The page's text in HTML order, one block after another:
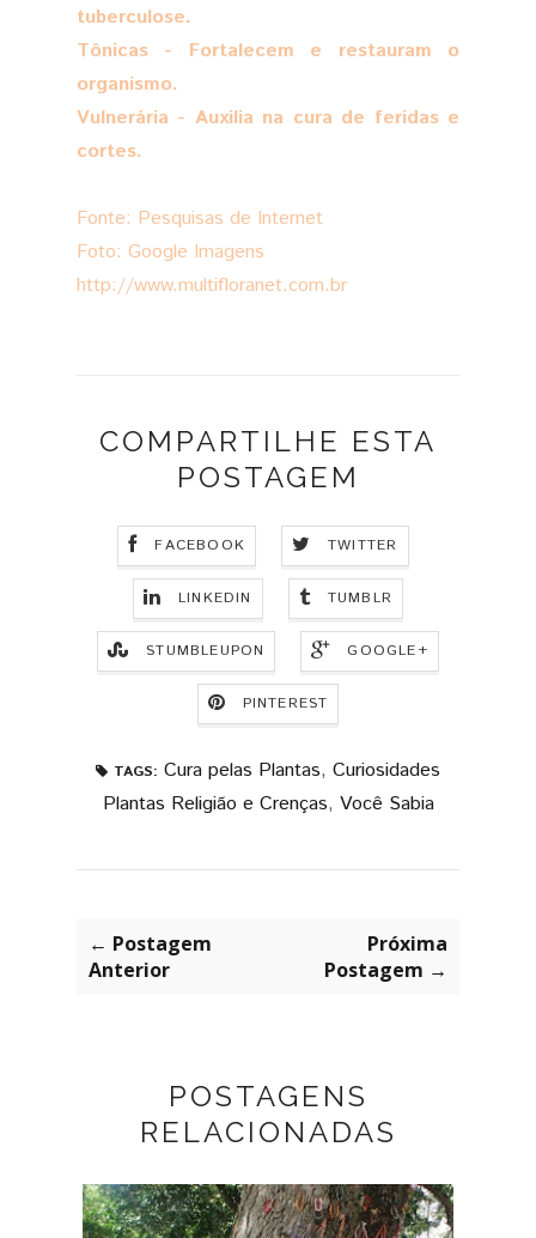
tuberculose.
Tônicas - Fortalecem e restauram o
organismo.
Vulnerária - Auxilia na cura de feridas e
cortes.
Fonte: Pesquisas de Internet
Foto: Google Imagens
http://www.multifloranet.com.br
COMPARTILHE ESTA
POSTAGEM
FACEBOOK TWITTER
LINKEDIN TUMBLR
STUMBLEUPON GOOGLE+
PINTEREST
TAGS: Cura pelas Plantas, Curiosidades
Plantas Religião e Crenças, Você Sabia
← Postagem
Anterior
Próxima
Postagem →
POSTAGENS
RELACIONADAS